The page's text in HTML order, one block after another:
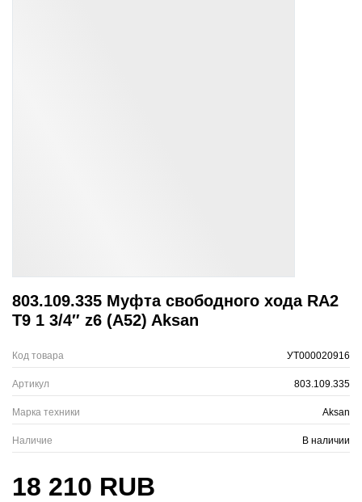
803.109.335 Муфта свободного хода RA2
T9 1 3/4″ z6 (A52) Aksan
Код товара УТ000020916
Артикул 803.109.335
Марка техники Aksan
Наличие В наличии
18 210 RUB